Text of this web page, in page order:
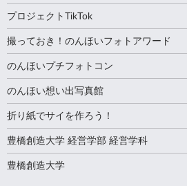
プロジェクトTikTok
撮っておき！のんほいフォトアワード
のんほいプチフォトコン
のんほい想い出写真館
折り紙でサイを作ろう！
豊橋創造大学 経営学部 経営学科
豊橋創造大学